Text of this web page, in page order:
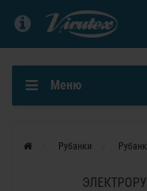
Меню
Рубанки